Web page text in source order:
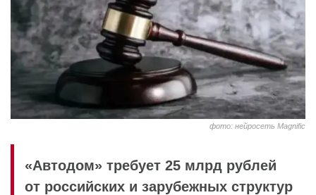
фото: нейросеть Magnific
«Автодом» требует 25 млрд рублей
от российских и зарубежных структур